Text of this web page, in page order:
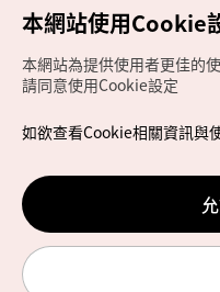
Copyrights (c) 韓國觀光
如有相關疑問或建議，
chinese_big5@knto.or.kr
本網站使用Cookie
本網站為提供使用者更佳的
請同意使用Cookie設定
如欲查看Cookie相關資訊與